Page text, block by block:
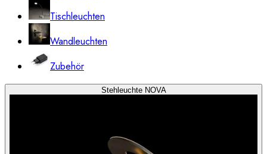
Tischleuchten
Wandleuchten
Zubehör
Stehleuchte NOVA